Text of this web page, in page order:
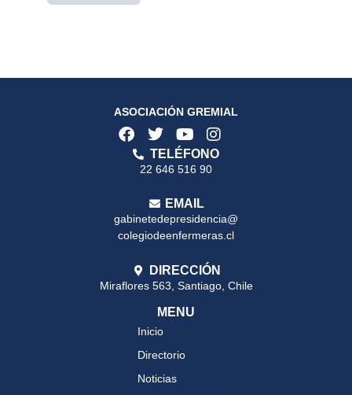
ASOCIACIÓN GREMIAL
TELÉFONO
22 646 516 90
EMAIL
gabinetedepresidencia@
colegiodeenfermeras.cl
DIRECCIÓN
Miraflores 563, Santiago, Chile
MENU
Inicio
Directorio
Noticias